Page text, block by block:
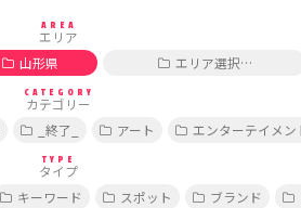
AREA
エリア
山形県 エリア選択…
CATEGORY
カテゴリー
_終了_ アート エンターテイメン
TYPE
タイプ
キーワード スポット ブランド